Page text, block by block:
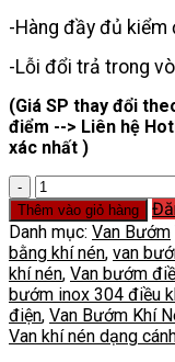
-Hàng đầy đủ kiểm
-Lỗi đổi trả trong
(Giá SP thay đổi
điểm --> Liên hệ
xác nhất )
Van
Bướm
Điều
Khiển
Khí
Nén
số
lượng
Thêm vào giỏ hàng
Danh mục: Van Bướm
bằng khí nén, van
khí nén, Van bướm
bướm inox 304 điều
điện, Van Bướm Khí
Van khí nén dạng